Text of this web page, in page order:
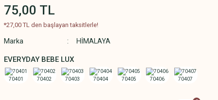
75,00 TL
*27,00 TL den başlayan taksitlerle!
Marka HİMALAYA
EVERYDAY BEBE LUX